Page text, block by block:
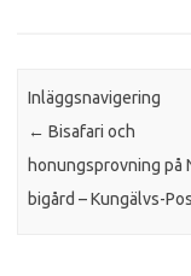
Inläggsnavigering
← Bisafari och
honungsprovning på
bigård – Kungälvs-